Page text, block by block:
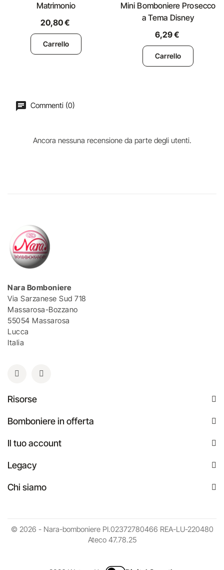
Matrimonio
20,80 €
Carrello
Mini Bomboniere Prosecco
a Tema Disney
6,29 €
Carrello
Commenti (0)
Ancora nessuna recensione da parte degli utenti.
Nara Bomboniere
Via Sarzanese Sud 718
Massarosa-Bozzano
55054 Massarosa
Lucca
Italia
Risorse
Bomboniere in offerta
Il tuo account
Legacy
Chi siamo
© 2026 - Nara-bomboniere PI.02372780466 REA-LU-220480
Ateco 47.78.25